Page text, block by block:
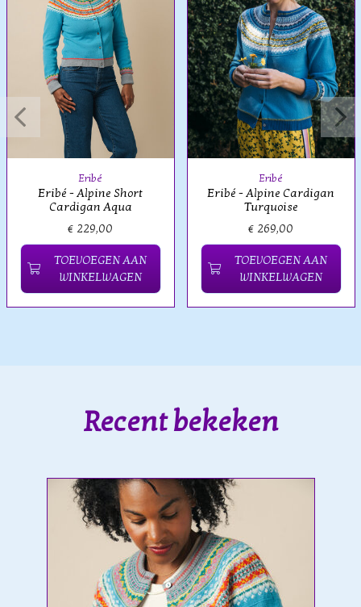
Eribé
Eribé - Alpine Short
Cardigan Aqua
€ 229,00
TOEVOEGEN AAN
WINKELWAGEN
Eribé
Eribé - Alpine Cardigan
Turquoise
€ 269,00
TOEVOEGEN AAN
WINKELWAGEN
Recent bekeken